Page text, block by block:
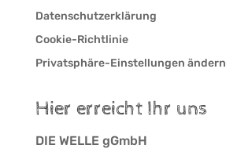
Datenschutzerklärung
Cookie-Richtlinie
Privatsphäre-Einstellungen ändern
Hier erreicht Ihr uns
DIE WELLE gGmbH